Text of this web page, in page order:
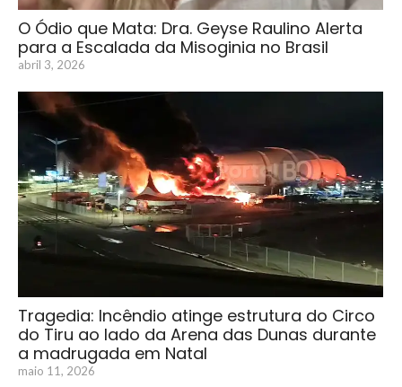
O Ódio que Mata: Dra. Geyse Raulino Alerta
para a Escalada da Misoginia no Brasil
abril 3, 2026
Tragedia: Incêndio atinge estrutura do Circo
do Tiru ao lado da Arena das Dunas durante
a madrugada em Natal
maio 11, 2026